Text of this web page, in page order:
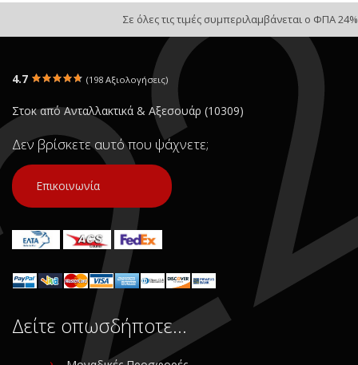
Σε όλες τις τιμές συμπεριλαμβάνεται ο ΦΠΑ 24%
4.7 (198 Αξιολογήσεις)
Στοκ από Ανταλλακτικά & Αξεσουάρ (10309)
Δεν βρίσκετε αυτό που ψάχνετε;
Επικοινωνία
Δείτε οπωσδήποτε…